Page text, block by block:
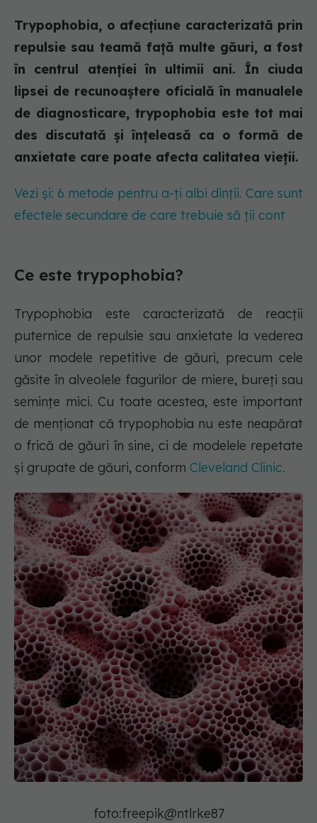
Trypophobia, o afecțiune caracterizată prin
repulsie sau teamă față multe găuri, a fost
în centrul atenției în ultimii ani. În ciuda
lipsei de recunoaștere oficială în manualele
de diagnosticare, trypophobia este tot mai
des discutată și înțeleasă ca o formă de
anxietate care poate afecta calitatea vieții.
Vezi și: 6 metode pentru a-ți albi dinții. Care sunt
efectele secundare de care trebuie să ții cont
Ce este trypophobia?
Trypophobia este caracterizată de reacții
puternice de repulsie sau anxietate la vederea
unor modele repetitive de găuri, precum cele
găsite în alveolele fagurilor de miere, bureți sau
semințe mici. Cu toate acestea, este important
de menționat că trypophobia nu este neapărat
o frică de găuri în sine, ci de modelele repetate
și grupate de găuri, conform Cleveland Clinic.
foto:freepik@ntlrke87